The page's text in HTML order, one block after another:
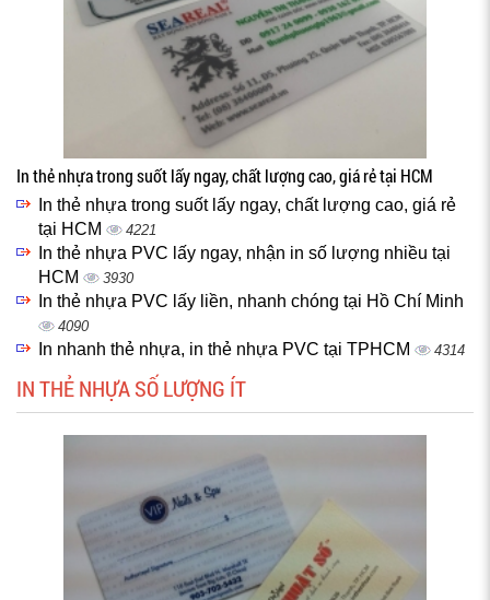
In thẻ nhựa trong suốt lấy ngay, chất lượng cao, giá rẻ tại HCM
In thẻ nhựa trong suốt lấy ngay, chất lượng cao, giá rẻ
tại HCM
4221
In thẻ nhựa PVC lấy ngay, nhận in số lượng nhiều tại
HCM
3930
In thẻ nhựa PVC lấy liền, nhanh chóng tại Hồ Chí Minh
4090
In nhanh thẻ nhựa, in thẻ nhựa PVC tại TPHCM 4314
IN THẺ NHỰA SỐ LƯỢNG ÍT